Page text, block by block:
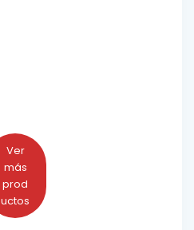
Ver
más
prod
uctos